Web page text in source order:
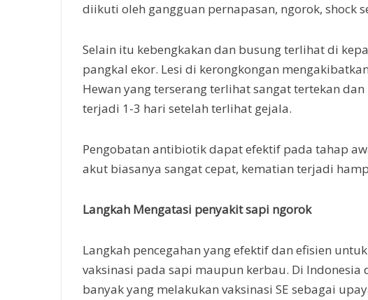
diikuti oleh gangguan pernapasan, ngorok, shock
Selain itu kebengkakan dan busung terlihat di
pangkal ekor. Lesi di kerongkongan
Hewan yang terserang terlihat sangat tertekan
terjadi 1-3 hari setelah terlihat gejala.
Pengobatan antibiotik dapat efektif pada tahap
akut biasanya sangat cepat, kematian terjadi
Langkah Mengatasi penyakit sapi ngorok
Langkah pencegahan yang efektif dan efisien
vaksinasi pada sapi maupun kerbau. Di Indonesia
banyak yang melakukan vaksinasi SE sebagai